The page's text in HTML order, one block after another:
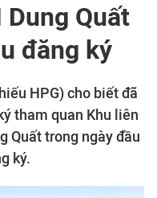
Quất
đăng ký
HPG) cho biết đã
tham quan Khu liên
Quất trong ngày đầu
ký.